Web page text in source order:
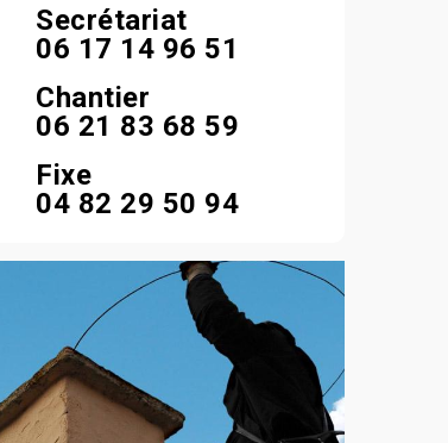
Secrétariat
06 17 14 96 51
Chantier
06 21 83 68 59
Fixe
04 82 29 50 94